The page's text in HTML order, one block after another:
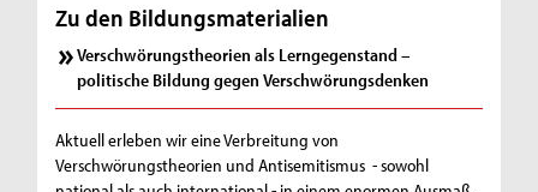
Zu den Bildungsmaterialien
Verschwörungstheorien als Lerngegenstand –
politische Bildung gegen Verschwörungsdenken
Aktuell erleben wir eine Verbreitung von
Verschwörungstheorien und Antisemitismus - sowohl